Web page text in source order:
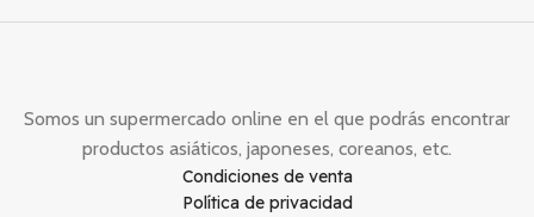
Somos un supermercado online en el que podrás encontrar
productos asiáticos, japoneses, coreanos, etc.
Condiciones de venta
Política de privacidad